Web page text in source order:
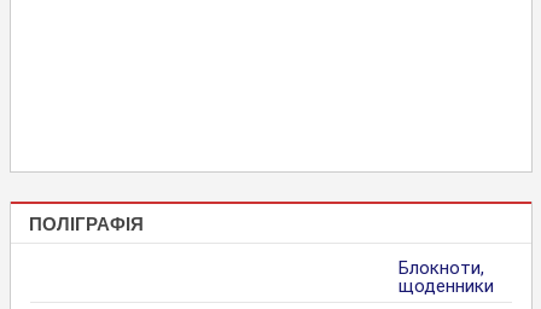
ПОЛІГРАФІЯ
Блокноти,
щоденники